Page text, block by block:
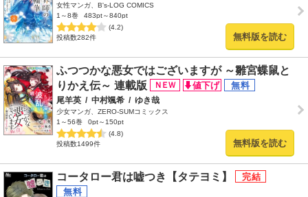
女性マンガ、B's-LOG COMICS
1～8巻
483pt～840pt
(4.2)
投稿数282件
無料版を読む
ふつつかな悪女ではございますが ～雛宮蝶鼠と
りかえ伝～ 連載版
尾羊英 / 中村颯希 / ゆき哉
少女マンガ、ZERO-SUMコミックス
1～56巻
0pt～150pt
(4.8)
投稿数1499件
無料版を読む
コータロー君は嘘つき【タテヨミ】